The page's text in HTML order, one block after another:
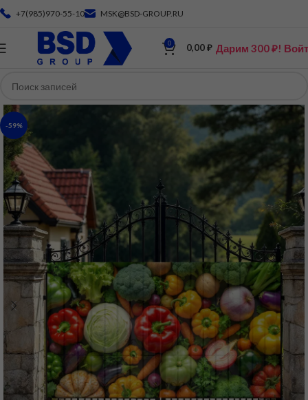
+7(985)970-55-10 MSK@BSD-GROUP.RU
0 0,00₽ Дарим 300 ₽!
-59%